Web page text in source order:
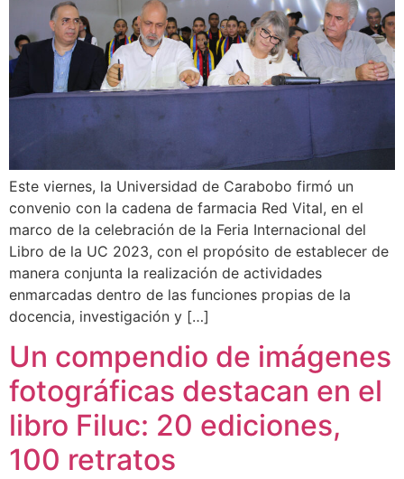
Este viernes, la Universidad de Carabobo firmó un
convenio con la cadena de farmacia Red Vital, en el
marco de la celebración de la Feria Internacional del
Libro de la UC 2023, con el propósito de establecer de
manera conjunta la realización de actividades
enmarcadas dentro de las funciones propias de la
docencia, investigación y […]
Un compendio de imágenes
fotográficas destacan en el
libro Filuc: 20 ediciones,
100 retratos